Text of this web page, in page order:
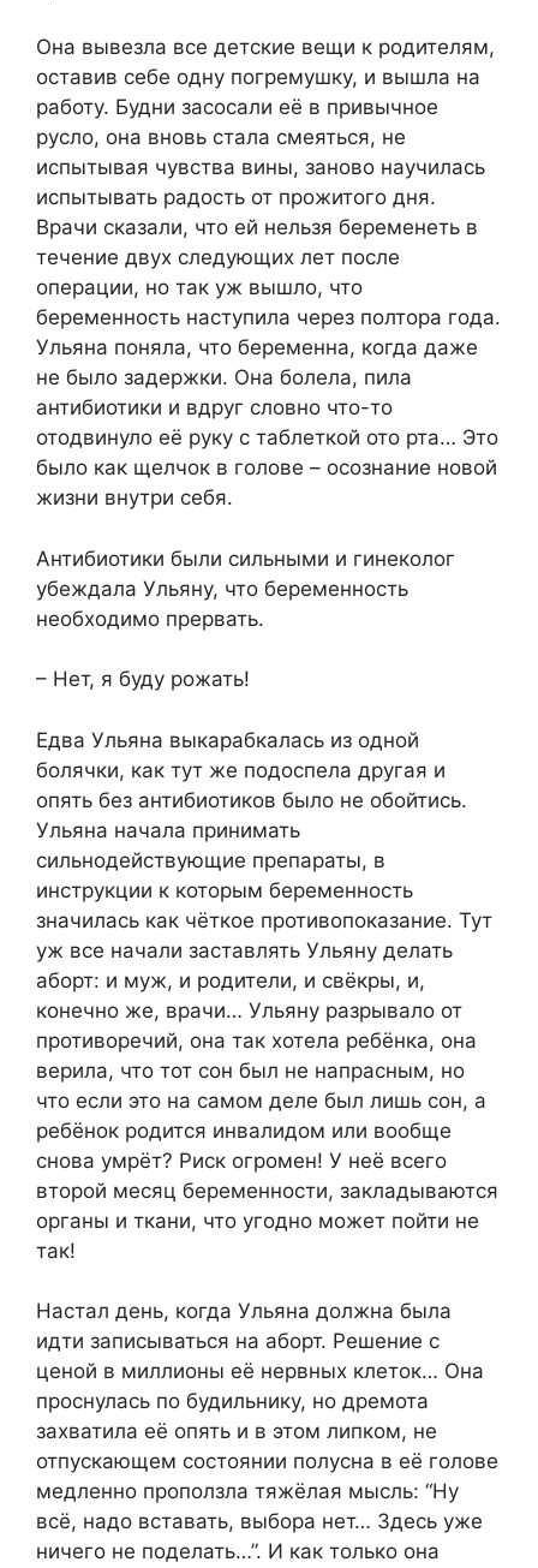
Она вывезла все детские вещи к родителям,
оставив себе одну погремушку, и вышла на
работу. Будни засосали её в привычное
русло, она вновь стала смеяться, не
испытывая чувства вины, заново научилась
испытывать радость от прожитого дня.
Врачи сказали, что ей нельзя беременеть в
течение двух следующих лет после
операции, но так уж вышло, что
беременность наступила через полтора года.
Ульяна поняла, что беременна, когда даже
не было задержки. Она болела, пила
антибиотики и вдруг словно что-то
отодвинуло её руку с таблеткой ото рта… Это
было как щелчок в голове – осознание новой
жизни внутри себя.
Антибиотики были сильными и гинеколог
убеждала Ульяну, что беременность
необходимо прервать.
– Нет, я буду рожать!
Едва Ульяна выкарабкалась из одной
болячки, как тут же подоспела другая и
опять без антибиотиков было не обойтись.
Ульяна начала принимать
сильнодействующие препараты, в
инструкции к которым беременность
значилась как чёткое противопоказание. Тут
уж все начали заставлять Ульяну делать
аборт: и муж, и родители, и свёкры, и,
конечно же, врачи… Ульяну разрывало от
противоречий, она так хотела ребёнка, она
верила, что тот сон был не напрасным, но
что если это на самом деле был лишь сон, а
ребёнок родится инвалидом или вообще
снова умрёт? Риск огромен! У неё всего
второй месяц беременности, закладываются
органы и ткани, что угодно может пойти не
так!
Настал день, когда Ульяна должна была
идти записываться на аборт. Решение с
ценой в миллионы её нервных клеток… Она
проснулась по будильнику, но дремота
захватила её опять и в этом липком, не
отпускающем состоянии полусна в её голове
медленно проползла тяжёлая мысль: “Ну
всё, надо вставать, выбора нет… Здесь уже
ничего не поделать…”. И как только она